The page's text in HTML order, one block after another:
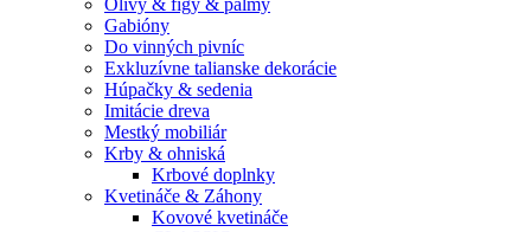
Olivy & figy & palmy
Gabióny
Do vinných pivníc
Exkluzívne talianske dekorácie
Húpačky & sedenia
Imitácie dreva
Mestký mobiliár
Krby & ohniská
Krbové doplnky
Kvetináče & Záhony
Kovové kvetináče